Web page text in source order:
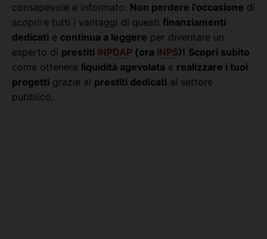
consapevole e informato. Non perdere l’occasione di
scoprire tutti i vantaggi di questi finanziamenti
dedicati e continua a leggere per diventare un
esperto di prestiti INPDAP (ora INPS)! Scopri subito
come ottenere liquidità agevolata e realizzare i tuoi
progetti grazie ai prestiti dedicati al settore
pubblico.